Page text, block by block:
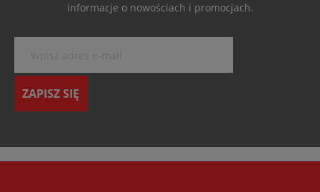
informacje o nowościach i promocjach.
ZAPISZ SIĘ